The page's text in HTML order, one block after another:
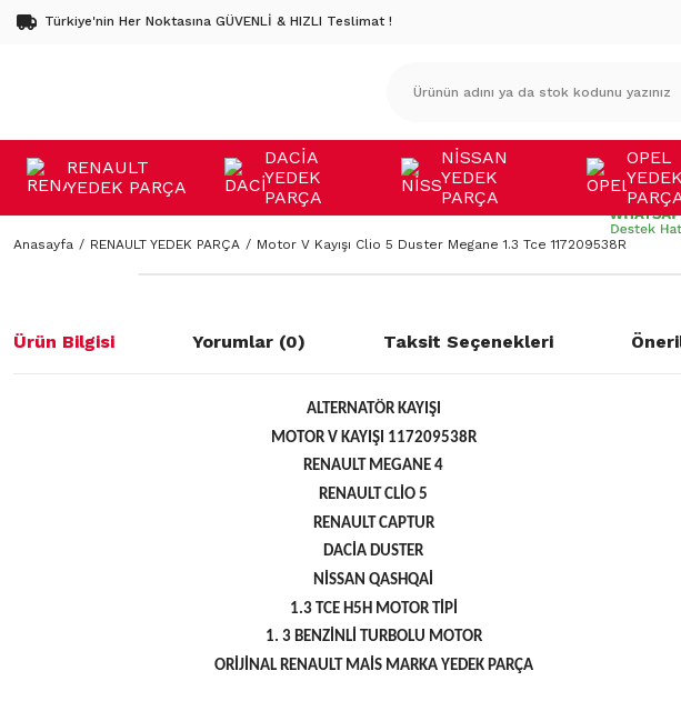
Türkiye'nin Her Noktasına GÜVENLİ & HIZLI Teslimat !
RENAULT
YEDEK PARÇA
DACİA
YEDEK
PARÇA
NİSSAN
YEDEK
PARÇA
OPEL
YEDEK
Anasayfa RENAULT YEDEK PARÇA Motor V Kayışı Clio 5 Duster Megane 1.3 Tce 117209538R
Ürün Bilgisi Yorumlar (0) Taksit Seçenekleri
ALTERNATÖR KAYIŞI
MOTOR V KAYIŞI 117209538R
RENAULT MEGANE 4
RENAULT CLİO 5
RENAULT CAPTUR
DACİA DUSTER
NİSSAN QASHQAİ
1.3 TCE H5H MOTOR TİPİ
1. 3 BENZİNLİ TURBOLU MOTOR
ORİJİNAL RENAULT MAİS MARKA YEDEK PARÇA